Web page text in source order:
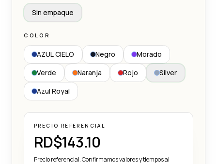
Sin empaque
COLOR
AZUL CIELO Negro
Morado
Verde
Naranja Rojo
Silver
Azul Royal
PRECIO REFERENCIAL
RD$143.10
Precio referencial. Confirmamos valores y tiempos al